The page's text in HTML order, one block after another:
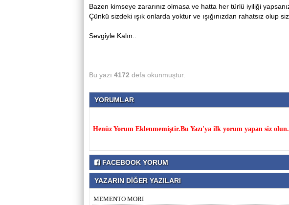
Bazen kimseye zararınız olmasa ve hatta her türlü iyiliği
Çünkü sizdeki ışık onlarda yoktur ve ışığınızdan rahatsız olup
Sevgiyle Kalın..
Bu yazı 4172 defa okunmuştur.
YORUMLAR
Henüz Yorum Eklenmemiştir.Bu Yazı'ya ilk yorum yapan siz olun.
FACEBOOK YORUM
YAZARIN DİĞER YAZILARI
MEMENTO MORI